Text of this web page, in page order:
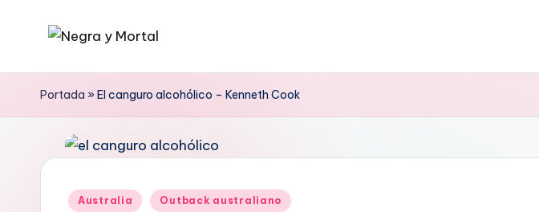
contenido
N
e
r
literaria
la
Negra
Portada »El canguro alcohólico – Kenneth Cook
Publicado
Australia Outback australiano